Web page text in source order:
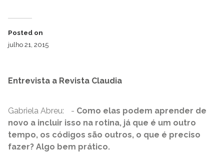
Posted on
julho 21, 2015
Entrevista a Revista Claudia
Gabriela Abreu: - Como elas podem aprender de
novo a incluir isso na rotina, já que é um outro
tempo, os códigos são outros, o que é preciso
fazer? Algo bem prático.